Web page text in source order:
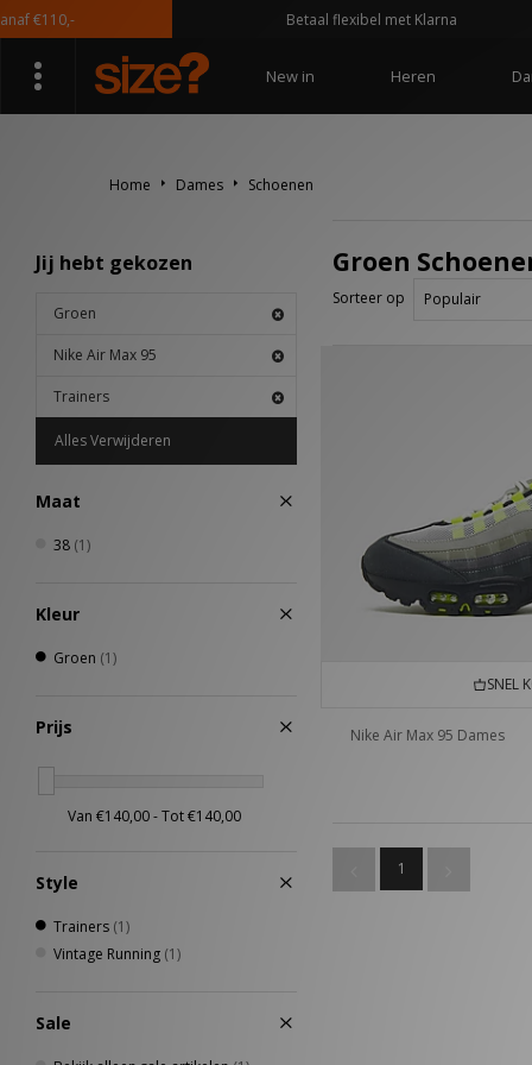
€110,- Betaal flexibel met Klarna
New in Heren
Home Dames Schoenen
Jij hebt gekozen
Groen
Nike Air Max 95
Trainers
Alles Verwijderen
Maat
38 (1)
Kleur
Groen (1)
Prijs
Style
Trainers (1)
Vintage Running (1)
Sale
Groen
Sorteer op
SNEL
Nike Air Max 95 Dames
1